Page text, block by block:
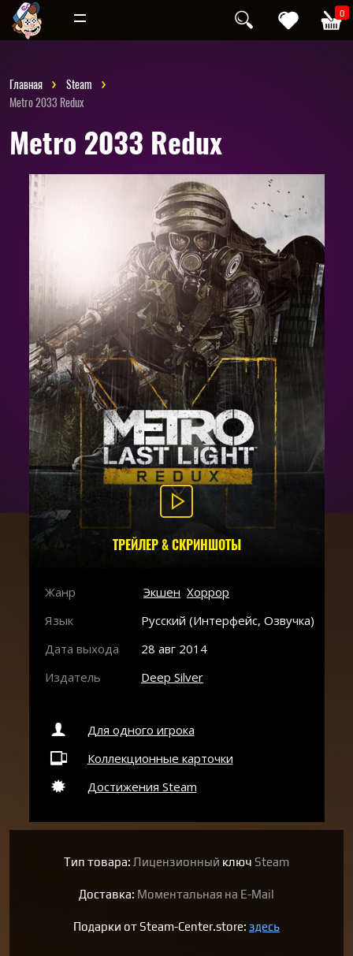
0
Инди
Главная
Steam
Metro 2033 Redux
Metro 2033 Redux
ТРЕЙЛЕР & СКРИНШОТЫ
Жанр Экшен Хоррор
Язык
Русский (Интерфейс, Озвучка)
Дата выхода
28 авг 2014
Издатель
Deep Silver
Для одного игрока
Коллекционные карточки
Достижения Steam
Тип товара: Лицензионный ключ Steam
Доставка: Моментальная на E-Mail
Подарки от Steam-Center.store: здесь